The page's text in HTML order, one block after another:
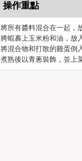
操作重點
將所有醬料混合在一起，
將蝦裹上玉米粉和油，放
將混合物和打散的雞蛋倒
煮熟後以青蔥裝飾，並上菜